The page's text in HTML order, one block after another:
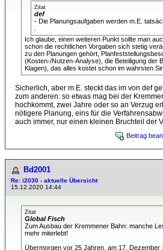
Zitat
def
- Die Planungsaufgaben werden m.E.
Ich glaube, einen weiteren Punkt sollte man
schon die rechtlichen Vorgaben sich stetig
zu den Planungen gehört,
(Kosten-/Nutzen-Analyse), die Beteiligung der
Klagen), das alles kostet schon im wahrsten
Sicherlich, aber m.E. steckt das im von def
zum anderen: so etwas mag bei der
hochkommt, zwei Jahre oder so an Verzug
nötigere Planung, eins für die
auch immer, nur einen kleinen Bruchteil der
Beitrag
Bd2001
Re: i2030 - aktuelle Übersicht
15.12.2020 14:44
Zitat
Global Fisch
Zum Ausbau der Kremmener Bahn: manche
mehr miterlebt!
Übermorgen vor 25 Jahren, am 17. Dezember